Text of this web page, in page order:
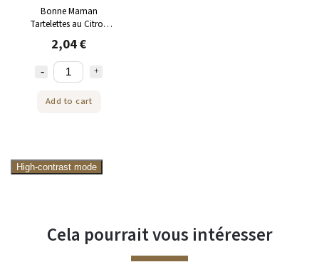
Bonne Maman
Tartelettes au Citron
125g
2,04 €
Add to cart
High-contrast mode
Cela pourrait vous intéresser